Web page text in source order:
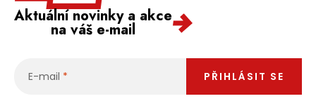
Aktuální novinky a akce
na váš e-mail
E-mail PŘIHLÁSIT SE